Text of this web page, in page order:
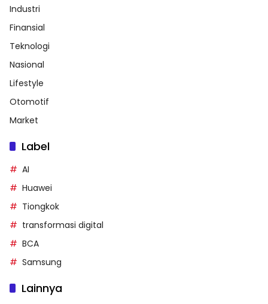
Industri
Finansial
Teknologi
Nasional
Lifestyle
Otomotif
Market
Label
AI
Huawei
Tiongkok
transformasi digital
BCA
Samsung
Lainnya